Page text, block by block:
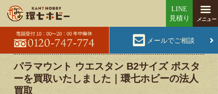
メールでご相談
パラマウント ウエスタン B2サイズ ポスタ
ーを買取いたしました｜環七ホビーの法人
買取